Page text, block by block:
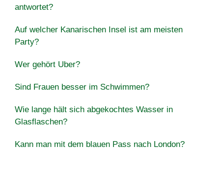
antwortet?
Auf welcher Kanarischen Insel ist am meisten
Party?
Wer gehört Uber?
Sind Frauen besser im Schwimmen?
Wie lange hält sich abgekochtes Wasser in
Glasflaschen?
Kann man mit dem blauen Pass nach London?